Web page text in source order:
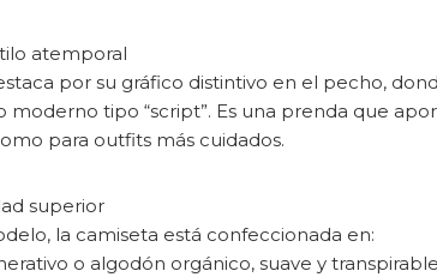
atemporal
por su gráfico distintivo en el pecho,
moderno tipo “script”. Es una prenda que
para outfits más cuidados.
superior
la camiseta está confeccionada en:
o algodón orgánico, suave y